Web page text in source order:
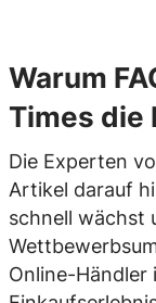
Warum
Times die
Die Experten
Artikel darauf
schnell wächst
Online-Händler